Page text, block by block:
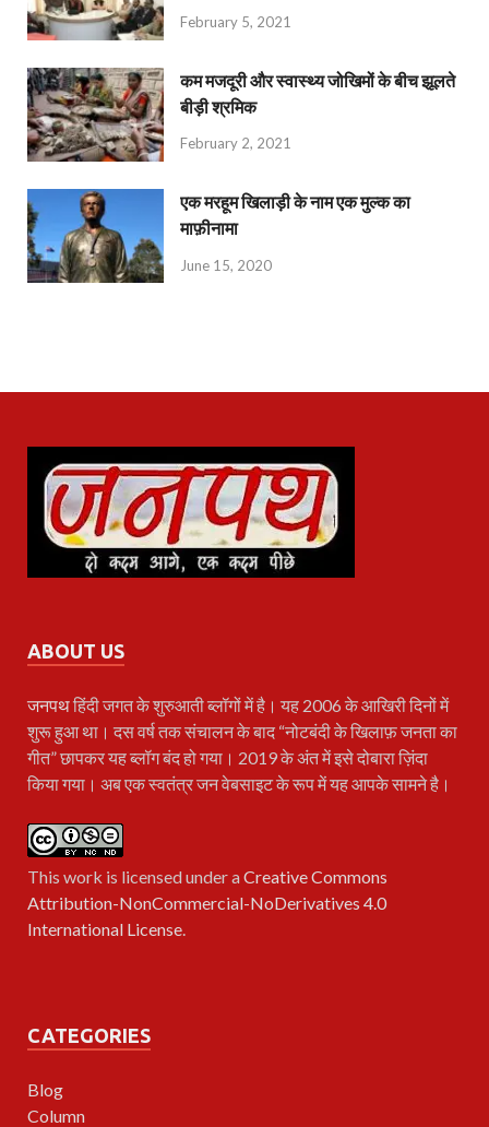
February 5, 2021
कम मजदूरी और स्वास्थ्य जोखिमों के बीच झूलते
बीड़ी श्रमिक
February 2, 2021
एक मरहूम खिलाड़ी के नाम एक मुल्क का
माफ़ीनामा
June 15, 2020
ABOUT US
जनपथहिंदी जगत के शुरुआती ब्लॉगों में है। यह 2006 के आखिरी दिनों में
शुरू हुआ था। दस वर्ष तक संचालन के बाद “नोटबंदी के खिलाफ़ जनता का
गीत” छापकर यह ब्लॉग बंद हो गया। 2019 के अंत में इसे दोबारा ज़िंदा
किया गया। अब एक स्वतंत्र जन वेबसाइट के रूप में यह आपके सामने है।
This work is licensed under aCreative Commons
Attribution-NonCommercial-NoDerivatives 4.0
International License.
CATEGORIES
Blog
Column